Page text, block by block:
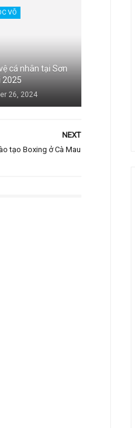
VÕ
cá nhân tại Sơn
2025
26, 2024
NEXT
tạo Boxing ở Cà Mau